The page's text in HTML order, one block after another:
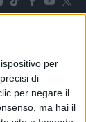
per
di
per negare il
ma hai il